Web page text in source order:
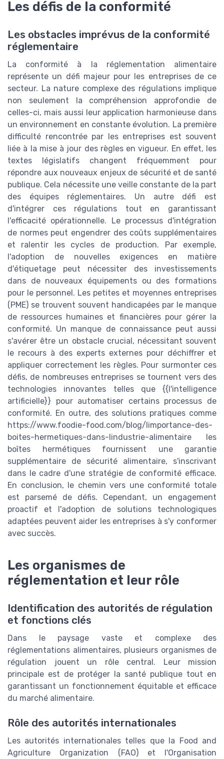
Les défis de la conformité
Les obstacles imprévus de la conformité
réglementaire
La conformité à la réglementation alimentaire
représente un défi majeur pour les entreprises de ce
secteur. La nature complexe des régulations implique
non seulement la compréhension approfondie de
celles-ci, mais aussi leur application harmonieuse dans
un environnement en constante évolution. La première
difficulté rencontrée par les entreprises est souvent
liée à la mise à jour des règles en vigueur. En effet, les
textes législatifs changent fréquemment pour
répondre aux nouveaux enjeux de sécurité et de santé
publique. Cela nécessite une veille constante de la part
des équipes réglementaires. Un autre défi est
d'intégrer ces régulations tout en garantissant
l'efficacité opérationnelle. Le processus d'intégration
de normes peut engendrer des coûts supplémentaires
et ralentir les cycles de production. Par exemple,
l'adoption de nouvelles exigences en matière
d'étiquetage peut nécessiter des investissements
dans de nouveaux équipements ou des formations
pour le personnel. Les petites et moyennes entreprises
(PME) se trouvent souvent handicapées par le manque
de ressources humaines et financières pour gérer la
conformité. Un manque de connaissance peut aussi
s'avérer être un obstacle crucial, nécessitant souvent
le recours à des experts externes pour déchiffrer et
appliquer correctement les règles. Pour surmonter ces
défis, de nombreuses entreprises se tournent vers des
technologies innovantes telles que {{l'intelligence
artificielle}} pour automatiser certains processus de
conformité. En outre, des solutions pratiques comme
https://www.foodie-food.com/blog/limportance-des-
boites-hermetiques-dans-lindustrie-alimentaire les
boîtes hermétiques fournissent une garantie
supplémentaire de sécurité alimentaire, s'inscrivant
dans le cadre d'une stratégie de conformité efficace.
En conclusion, le chemin vers une conformité totale
est parsemé de défis. Cependant, un engagement
proactif et l'adoption de solutions technologiques
adaptées peuvent aider les entreprises à s'y conformer
avec succès.
Les organismes de
réglementation et leur rôle
Identification des autorités de régulation
et fonctions clés
Dans le paysage vaste et complexe des
réglementations alimentaires, plusieurs organismes de
régulation jouent un rôle central. Leur mission
principale est de protéger la santé publique tout en
garantissant un fonctionnement équitable et efficace
du marché alimentaire.
Rôle des autorités internationales
Les autorités internationales telles que la Food and
Agriculture Organization (FAO) et l'Organisation